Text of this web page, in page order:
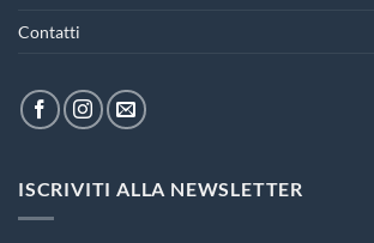
Contatti
ISCRIVITI ALLA NEWSLETTER